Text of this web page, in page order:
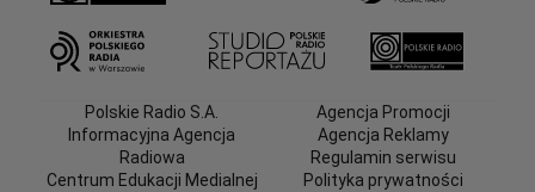
Polskie Radio S.A.
Informacyjna Agencja
Radiowa
Centrum Edukacji Medialnej
Agencja Promocji
Agencja Reklamy
Regulamin serwisu
Polityka prywatności